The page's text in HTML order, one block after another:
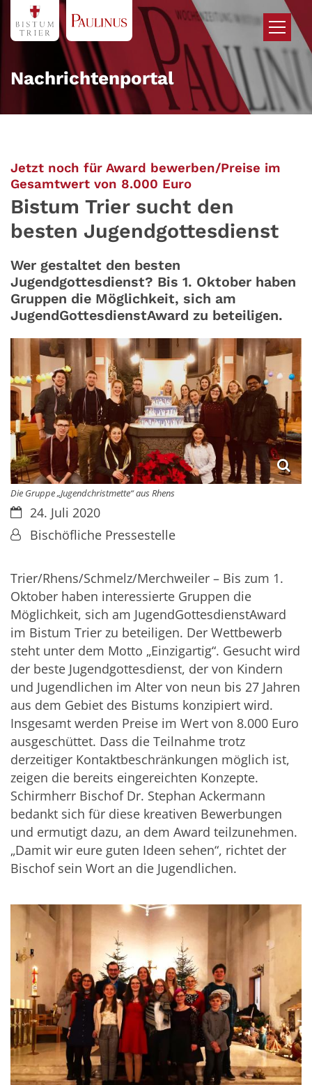
Zum Inhalt springen
Nachrichtenportal
Jetzt noch für Award bewerben/Preise im
Gesamtwert von 8.000 Euro:
Bistum Trier sucht den
besten Jugendgottesdienst
Wer gestaltet den besten
Jugendgottesdienst? Bis 1. Oktober haben
Gruppen die Möglichkeit, sich am
JugendGottesdienstAward zu beteiligen.
Die Gruppe „Jugendchristmette“ aus Rhens
Datum:24. Juli 2020
Von:Bischöfliche Pressestelle
Trier/Rhens/Schmelz/Merchweiler – Bis zum 1.
Oktober haben interessierte Gruppen die
Möglichkeit, sich am JugendGottesdienstAward
im Bistum Trier zu beteiligen. Der Wettbewerb
steht unter dem Motto „Einzigartig“. Gesucht wird
der beste Jugendgottesdienst, der von Kindern
und Jugendlichen im Alter von neun bis 27 Jahren
aus dem Gebiet des Bistums konzipiert wird.
Insgesamt werden Preise im Wert von 8.000 Euro
ausgeschüttet. Dass die Teilnahme trotz
derzeitiger Kontaktbeschränkungen möglich ist,
zeigen die bereits eingereichten Konzepte.
Schirmherr Bischof Dr. Stephan Ackermann
bedankt sich für diese kreativen Bewerbungen
und ermutigt dazu, an dem Award teilzunehmen.
„Damit wir eure guten Ideen sehen“, richtet der
Bischof sein Wort an die Jugendlichen.